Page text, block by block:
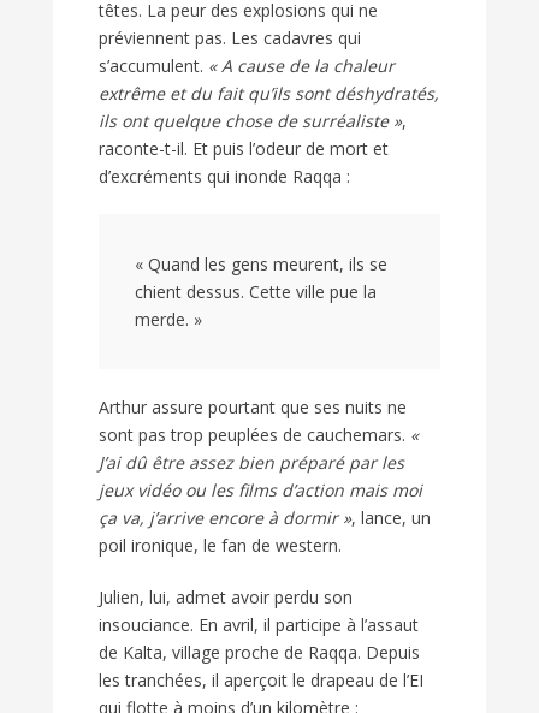
têtes. La peur des explosions qui ne
préviennent pas. Les cadavres qui
s’accumulent. « A cause de la chaleur
extrême et du fait qu’ils sont déshydratés,
ils ont quelque chose de surréaliste »,
raconte-t-il. Et puis l’odeur de mort et
d’excréments qui inonde Raqqa :
« Quand les gens meurent, ils se
chient dessus. Cette ville pue la
merde. »
Arthur assure pourtant que ses nuits ne
sont pas trop peuplées de cauchemars. «
J’ai dû être assez bien préparé par les
jeux vidéo ou les films d’action mais moi
ça va, j’arrive encore à dormir », lance, un
poil ironique, le fan de western.
Julien, lui, admet avoir perdu son
insouciance. En avril, il participe à l’assaut
de Kalta, village proche de Raqqa. Depuis
les tranchées, il aperçoit le drapeau de l’EI
qui flotte à moins d’un kilomètre :